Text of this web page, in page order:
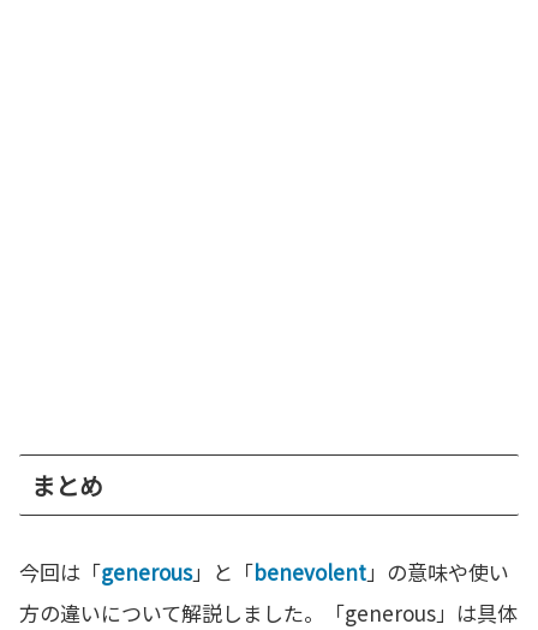
まとめ
今回は「generous」と「benevolent」の意味や使い
方の違いについて解説しました。「generous」は具体